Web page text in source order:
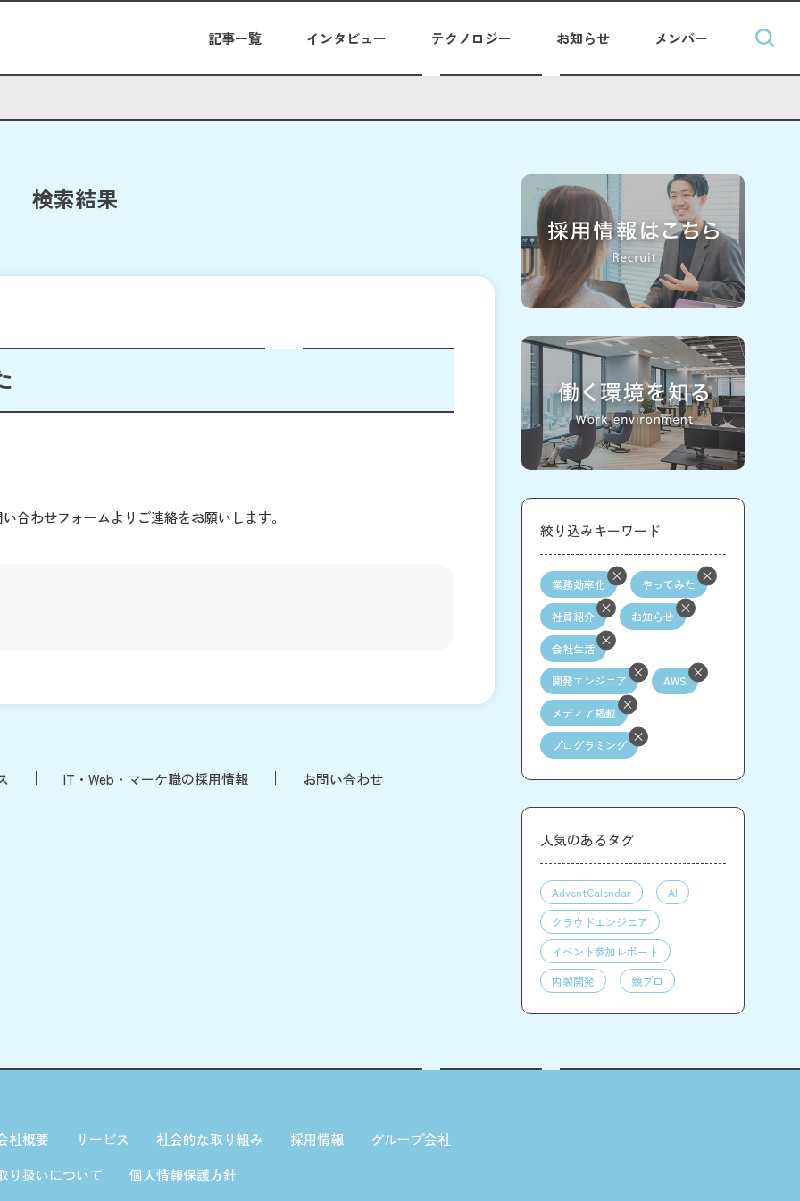
記事一覧 インタビュー テクノロジー お知らせ メンバー
検索結果
合わせフォームよりご連絡をお願いします。
IT・Web・マーケ職の採用情報 お問い合わせ
絞り込みキーワード
業務効率化 やってみた
社員紹介 お知らせ
会社生活
開発エンジニア AWS
メディア掲載
プログラミング
人気のあるタグ
AdventCalendar
AI
クラウドエンジニア
イベント参加レポート
内製開発
競プロ
社概要 サービス 社会的な取り組み 採用情報
グループ会社
り扱いについて
個人情報保護方針